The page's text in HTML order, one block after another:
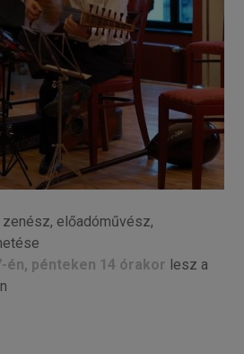
előadóművész,
én, pénteken 14 órakor lesz a